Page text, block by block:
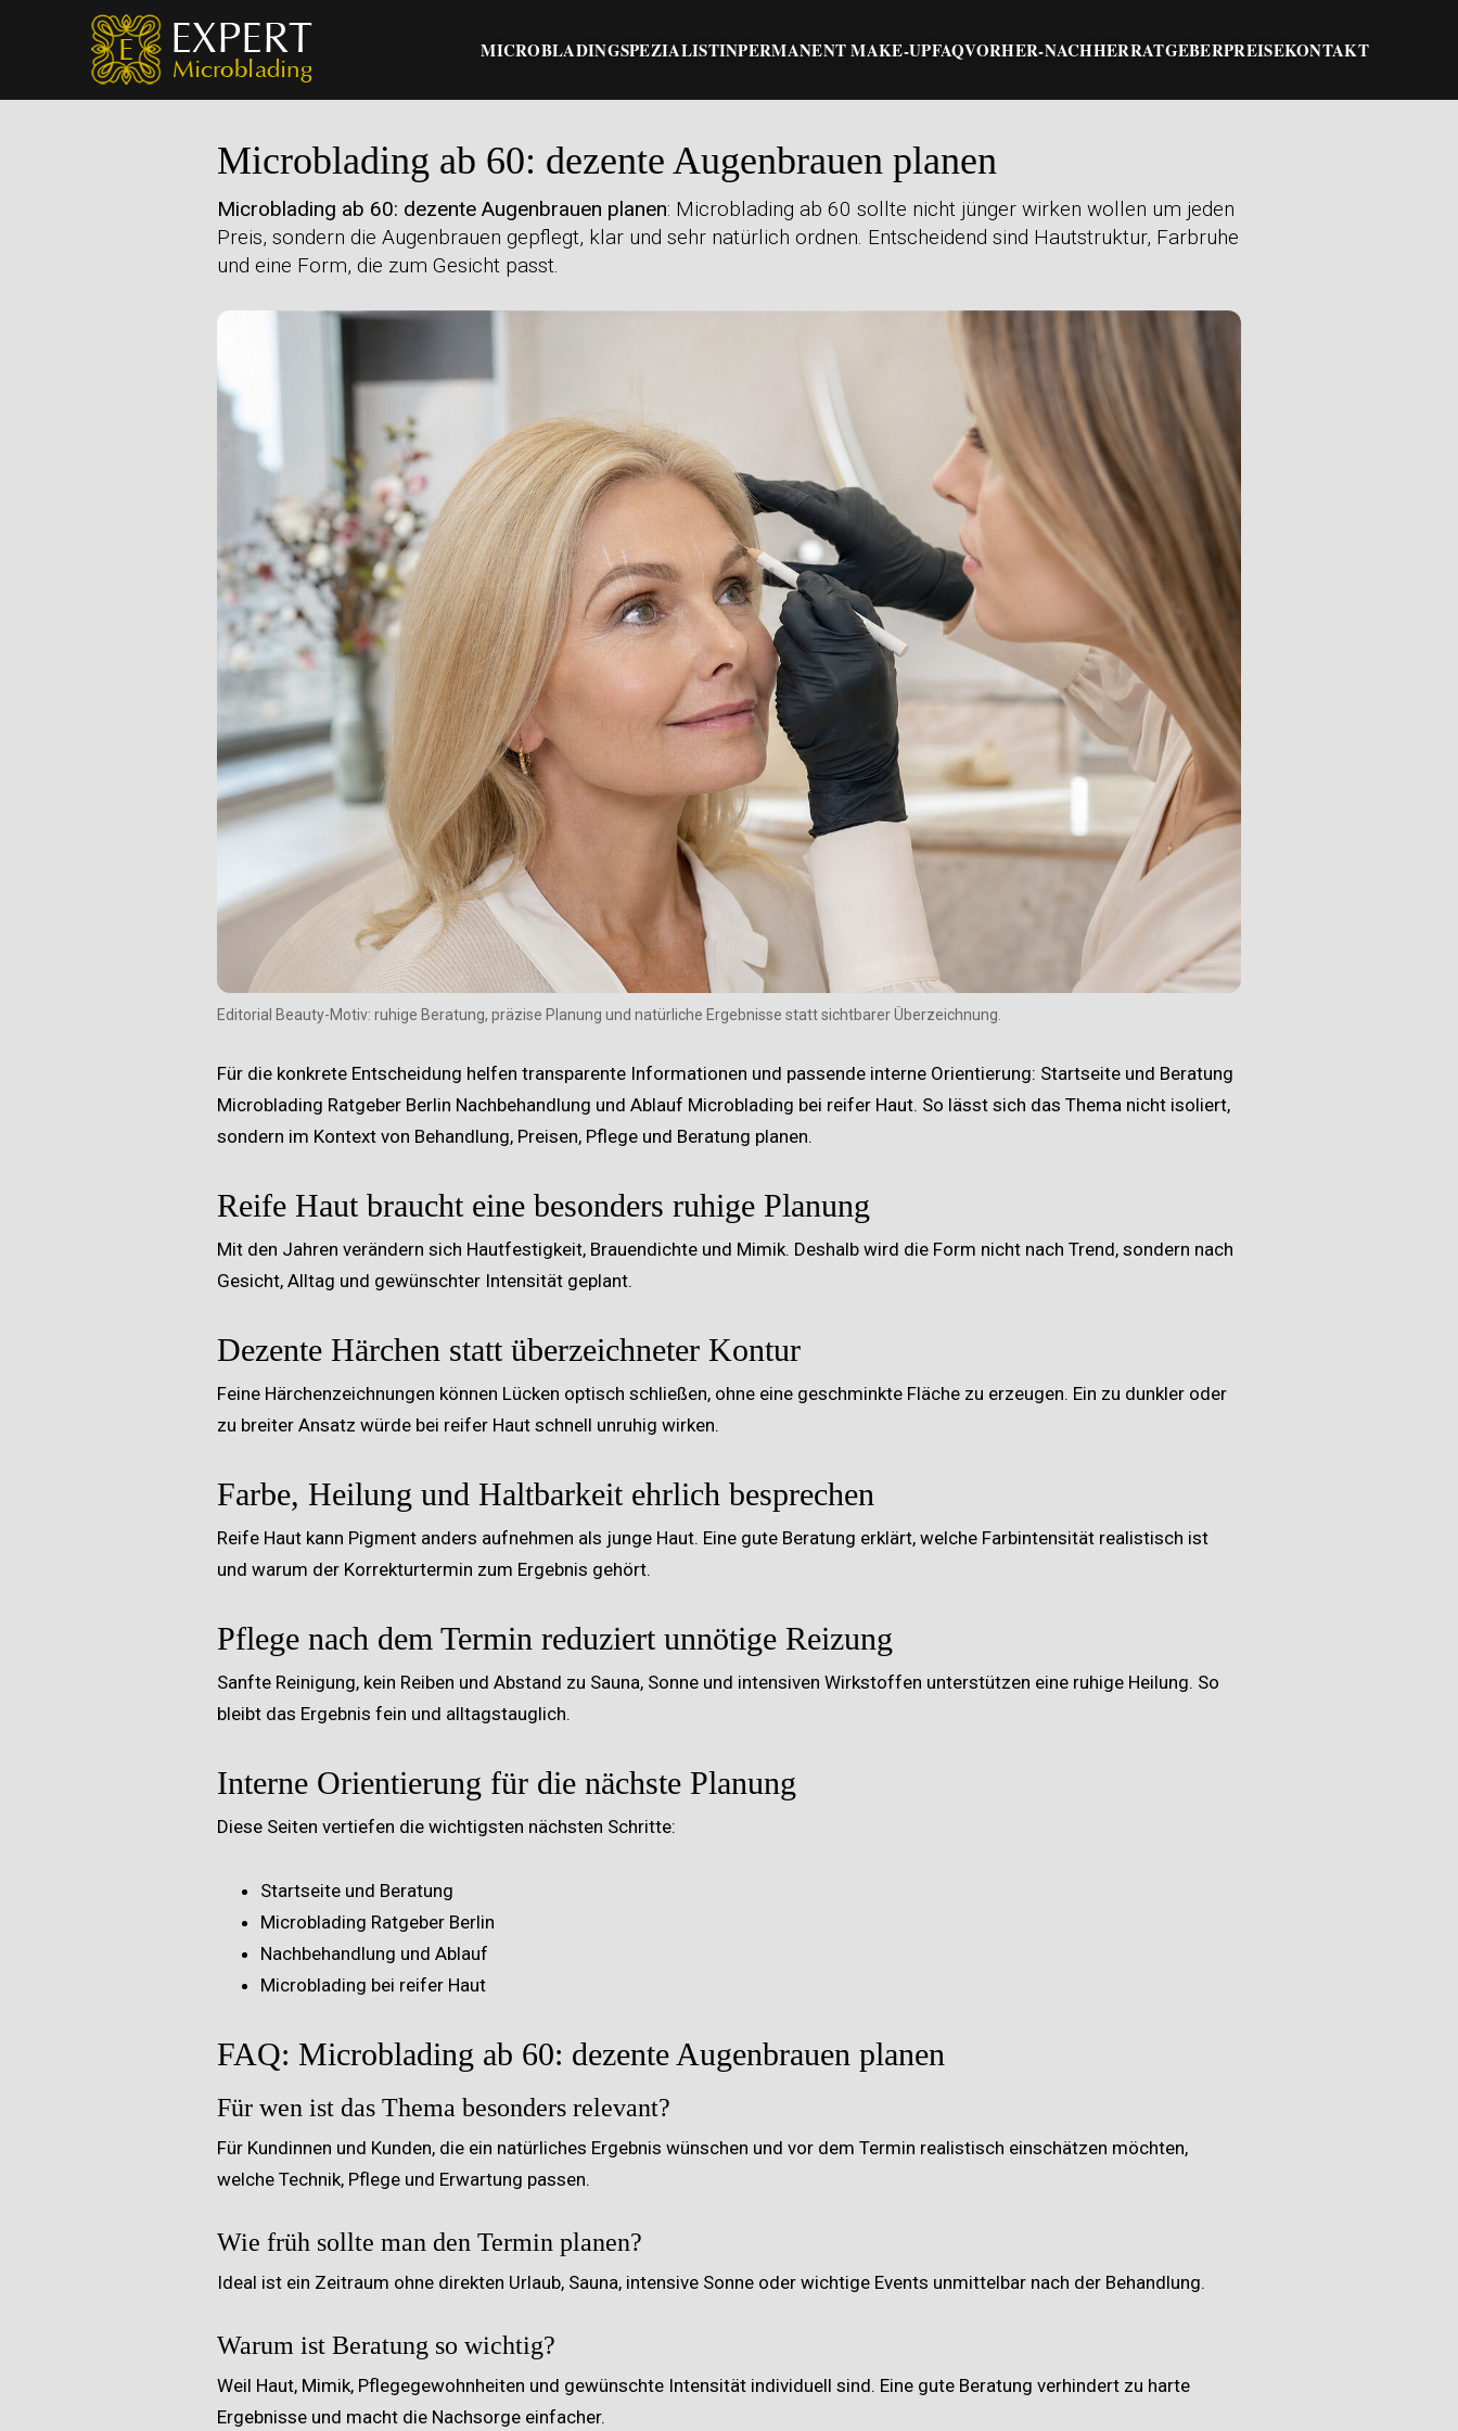
MICROBLADINGSPEZIALISTINPERMANENT MAKE-UPFAQVORHER-NACHHERRATGEBERPREISEKONTAKT
Microblading ab 60: dezente Augenbrauen planen
Microblading ab 60: dezente Augenbrauen planen: Microblading ab 60 sollte nicht jünger wirken wollen um jeden
Preis, sondern die Augenbrauen gepflegt, klar und sehr natürlich ordnen. Entscheidend sind Hautstruktur, Farbruhe
und eine Form, die zum Gesicht passt.
Editorial Beauty-Motiv: ruhige Beratung, präzise Planung und natürliche Ergebnisse statt sichtbarer Überzeichnung.
Für die konkrete Entscheidung helfen transparente Informationen und passende interne Orientierung: Startseite und Beratung
Microblading Ratgeber Berlin Nachbehandlung und Ablauf Microblading bei reifer Haut. So lässt sich das Thema nicht isoliert,
sondern im Kontext von Behandlung, Preisen, Pflege und Beratung planen.
Reife Haut braucht eine besonders ruhige Planung
Mit den Jahren verändern sich Hautfestigkeit, Brauendichte und Mimik. Deshalb wird die Form nicht nach Trend, sondern nach
Gesicht, Alltag und gewünschter Intensität geplant.
Dezente Härchen statt überzeichneter Kontur
Feine Härchenzeichnungen können Lücken optisch schließen, ohne eine geschminkte Fläche zu erzeugen. Ein zu dunkler oder
zu breiter Ansatz würde bei reifer Haut schnell unruhig wirken.
Farbe, Heilung und Haltbarkeit ehrlich besprechen
Reife Haut kann Pigment anders aufnehmen als junge Haut. Eine gute Beratung erklärt, welche Farbintensität realistisch ist
und warum der Korrekturtermin zum Ergebnis gehört.
Pflege nach dem Termin reduziert unnötige Reizung
Sanfte Reinigung, kein Reiben und Abstand zu Sauna, Sonne und intensiven Wirkstoffen unterstützen eine ruhige Heilung. So
bleibt das Ergebnis fein und alltagstauglich.
Interne Orientierung für die nächste Planung
Diese Seiten vertiefen die wichtigsten nächsten Schritte:
Startseite und Beratung
Microblading Ratgeber Berlin
Nachbehandlung und Ablauf
Microblading bei reifer Haut
FAQ: Microblading ab 60: dezente Augenbrauen planen
Für wen ist das Thema besonders relevant?
Für Kundinnen und Kunden, die ein natürliches Ergebnis wünschen und vor dem Termin realistisch einschätzen möchten,
welche Technik, Pflege und Erwartung passen.
Wie früh sollte man den Termin planen?
Ideal ist ein Zeitraum ohne direkten Urlaub, Sauna, intensive Sonne oder wichtige Events unmittelbar nach der Behandlung.
Warum ist Beratung so wichtig?
Weil Haut, Mimik, Pflegegewohnheiten und gewünschte Intensität individuell sind. Eine gute Beratung verhindert zu harte
Ergebnisse und macht die Nachsorge einfacher.